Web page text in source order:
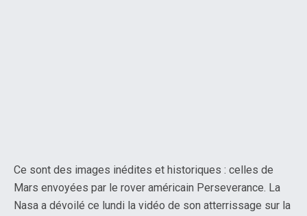
Ce sont des images inédites et historiques : celles de
Mars envoyées par le rover américain Perseverance. La
Nasa a dévoilé ce lundi la vidéo de son atterrissage sur la